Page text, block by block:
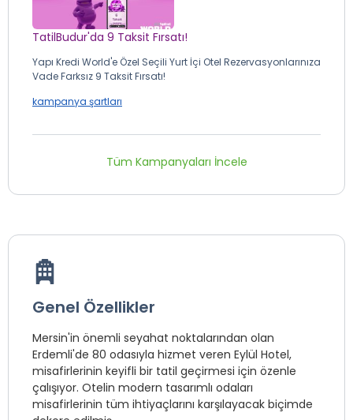
TatilBudur'da 9 Taksit Fırsatı!
Yapı Kredi World'e Özel Seçili Yurt İçi Otel Rezervasyonlarınıza
Vade Farksız 9 Taksit Fırsatı!
kampanya şartları
Tüm Kampanyaları İncele
Genel Özellikler
Mersin'in önemli seyahat noktalarından olan
Erdemli'de 80 odasıyla hizmet veren Eylül Hotel,
misafirlerinin keyifli bir tatil geçirmesi için özenle
çalışıyor. Otelin modern tasarımlı odaları
misafirlerinin tüm ihtiyaçlarını karşılayacak biçimde